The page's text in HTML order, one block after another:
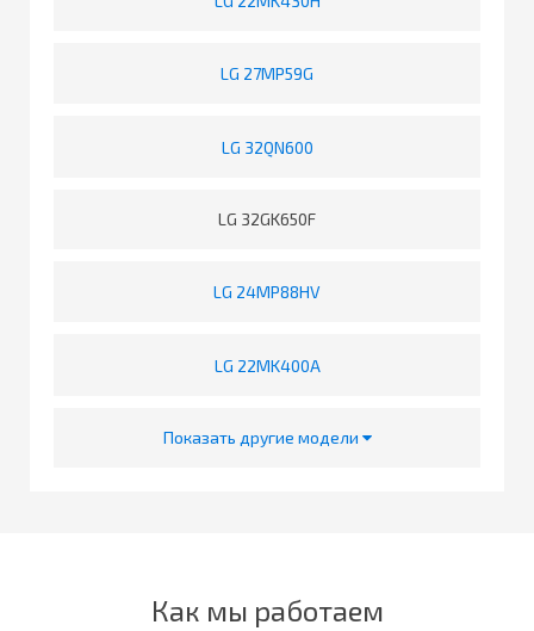
LG 27MP59G
LG 32QN600
LG 32GK650F
LG 24MP88HV
LG 22MK400A
Показать другие модели
Как мы работаем